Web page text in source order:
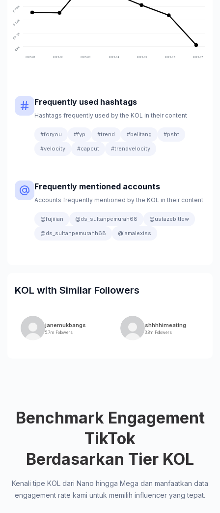
67.6k
61.4k
55.2k
49k
2025-01 2025-02 2025-03 2025-04 2025-05 2025-06 2025-07
Frequently used hashtags
Hashtags frequently used by the KOL in their content
#foryou #fyp #trend #belitang #psht
#velocity #capcut #trendvelocity
Frequently mentioned accounts
Accounts frequently mentioned by the KOL in their content
@fujiiian @ds_sultanpemurah68 @ustazebitlew
@ds_sultanpemurahh68 @iamalexiss
KOL with Similar Followers
janemukbangs
5.7m Followers
shhhhimeating
3.8m Followers
Benchmark Engagement
TikTok
Berdasarkan Tier KOL
Kenali tipe KOL dari Nano hingga Mega dan manfaatkan data
engagement rate kami untuk memilih influencer yang tepat.